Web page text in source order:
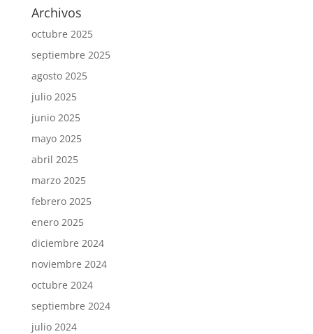
Archivos
octubre 2025
septiembre 2025
agosto 2025
julio 2025
junio 2025
mayo 2025
abril 2025
marzo 2025
febrero 2025
enero 2025
diciembre 2024
noviembre 2024
octubre 2024
septiembre 2024
julio 2024